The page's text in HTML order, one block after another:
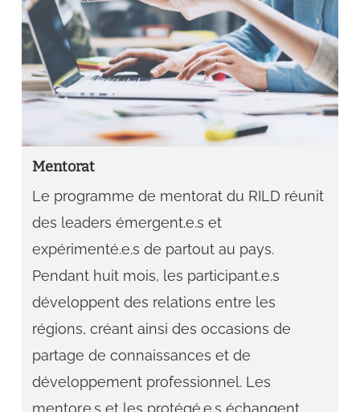
Mentorat
Le programme de mentorat du RILD réunit
des leaders émergent.e.s et
expérimenté.e.s de partout au pays.
Pendant huit mois, les participant.e.s
développent des relations entre les
régions, créant ainsi des occasions de
partage de connaissances et de
développement professionnel. Les
mentor.e.s et les protégé.e.s échangent